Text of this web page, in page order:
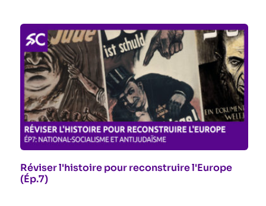
Réviser l'histoire pour reconstruire l'Europe
(Ép.7)